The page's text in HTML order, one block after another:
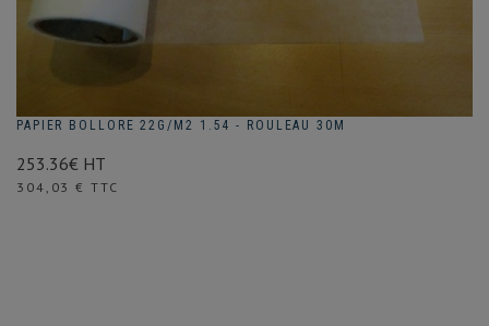
PAPIER BOLLORE 22G/M2 1.54 - ROULEAU 30M
253.36€ HT
Prix
304,03 € TTC